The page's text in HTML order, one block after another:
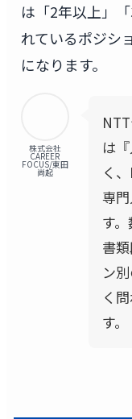
は「2年以上」
れているポジシ
になります。
株式会社
CAREER
FOCUS/東田
尚起
は
く
専
す
書
ン
く
す。